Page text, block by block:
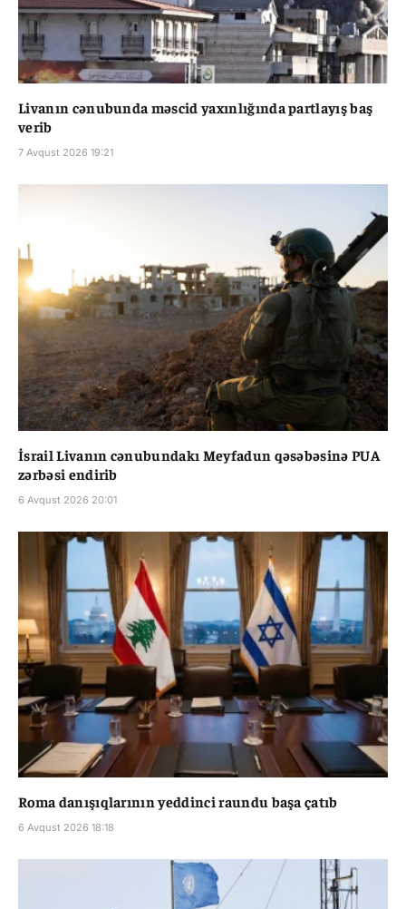
Livanın cənubunda məscid yaxınlığında partlayış baş
verib
7 Avqust 2026 19:21
İsrail Livanın cənubundakı Meyfadun qəsəbəsinə PUA
zərbəsi endirib
6 Avqust 2026 20:01
Roma danışıqlarının yeddinci raundu başa çatıb
6 Avqust 2026 18:18